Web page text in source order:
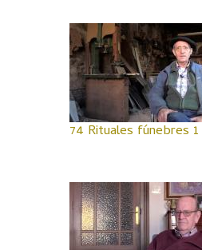
74 Rituales fúnebres 1